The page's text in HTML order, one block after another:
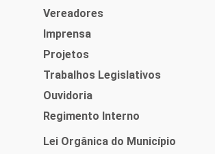
Vereadores
Imprensa
Projetos
Trabalhos Legislativos
Ouvidoria
Regimento Interno
Lei Orgânica do Município